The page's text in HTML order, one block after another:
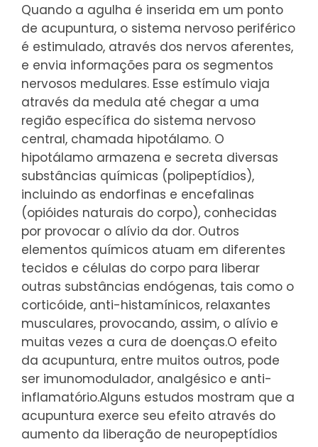
Quando a agulha é inserida em um ponto
de acupuntura, o sistema nervoso periférico
é estimulado, através dos nervos aferentes,
e envia informações para os segmentos
nervosos medulares. Esse estímulo viaja
através da medula até chegar a uma
região específica do sistema nervoso
central, chamada hipotálamo. O
hipotálamo armazena e secreta diversas
substâncias químicas (polipeptídios),
incluindo as endorfinas e encefalinas
(opióides naturais do corpo), conhecidas
por provocar o alívio da dor. Outros
elementos químicos atuam em diferentes
tecidos e células do corpo para liberar
outras substâncias endógenas, tais como o
corticóide, anti-histamínicos, relaxantes
musculares, provocando, assim, o alívio e
muitas vezes a cura de doenças.O efeito
da acupuntura, entre muitos outros, pode
ser imunomodulador, analgésico e anti-
inflamatório.Alguns estudos mostram que a
acupuntura exerce seu efeito através do
aumento da liberação de neuropeptídios